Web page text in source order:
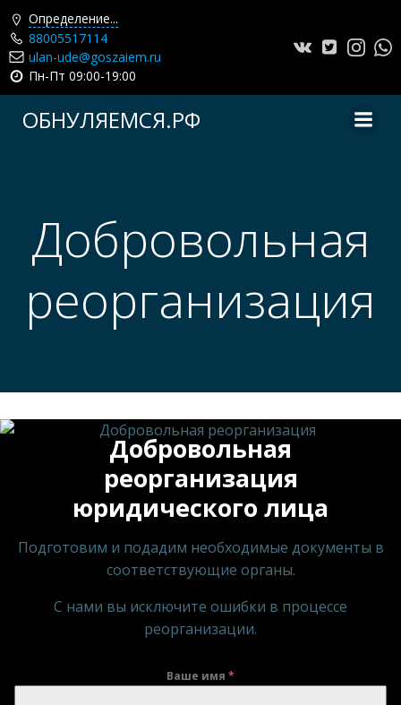
Определение...
88005517114
ulan-ude@goszaiem.ru
Пн-Пт 09:00-19:00
ОБНУЛЯЕМСЯ.РФ
Добровольная
реорганизация
Добровольная
реорганизация
юридического лица
Подготовим и подадим необходимые документы в
соответствующие органы.
С нами вы исключите ошибки в процессе
реорганизации.
Ваше имя *